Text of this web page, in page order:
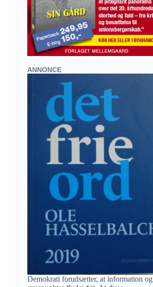
ANNONCE
Demokrati forudsætter, at information og